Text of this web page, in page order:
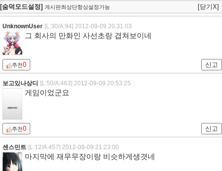
[숨덕모드설정] 게시판최상단항상설정가능 [닫기X]
UnknownUser [L:30/A:94] 2012-09-09 20:31:03
그 회사의 만화인 사선초랑 겹쳐보이네
추천0 신고
보고있나상디 [L:50/A:463] 2012-09-09 20:53:25
게임이었군요
추천0 신고
센스민트 [L:12/A:457] 2012-09-09 21:23:00
마지막에 재무무장이랑 비슷하게생겻네